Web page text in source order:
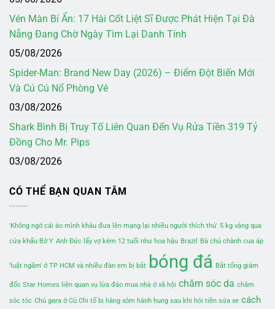
Vén Màn Bí Ẩn: 17 Hài Cốt Liệt Sĩ Được Phát Hiện Tại Đà
Nẵng Đang Chờ Ngày Tìm Lại Danh Tính
05/08/2026
Spider-Man: Brand New Day (2026) – Điểm Đột Biến Mới
Và Cú Cú Nổ Phòng Vé
03/08/2026
Shark Bình Bị Truy Tố Liên Quan Đến Vụ Rửa Tiền 319 Tỷ
Đồng Cho Mr. Pips
03/08/2026
CÓ THỂ BẠN QUAN TÂM
'Không ngờ cái áo mình khâu đưa lên mạng lại nhiều người thích thú' 5 kg vàng qua
cửa khẩu Bờ Y Anh Đức lấy vợ kém 12 tuổi như hoa hậu Brazil Bà chủ chành cua áp
'luật ngầm' ở TP HCM và nhiều đàn em bị bắt bóng đá Bắt tổng giám
đốc Star Homes liên quan vụ lừa đảo mua nhà ở xã hội chăm sóc da chăm
sóc tóc Chủ gara ở Củ Chi tố bị hàng xóm hành hung sau khi hỏi tiền sửa xe cách